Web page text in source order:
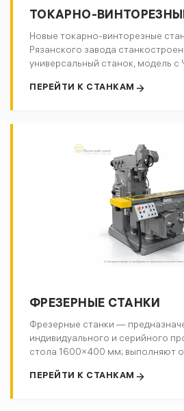
ТОКАРНО-
Новые токарно-винторезные
Рязанского завода
универсальный станок, модель с
или металлообрабатывающего
ПЕРЕЙТИ К СТАНКАМ
ФРЕЗЕРНЫЕ СТАНКИ
Фрезерные станки —
индивидуального и серийного
стола 1600×400 мм; выполняют
колёс из металла и других
ПЕРЕЙТИ К СТАНКАМ